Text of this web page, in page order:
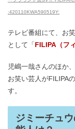
:420110KWA590519Y:
テレビ番組にて、お
として「FILIPA（フ
児嶋一哉さんのほか
お笑い芸人がFILIPA
す。
ジミーチュ